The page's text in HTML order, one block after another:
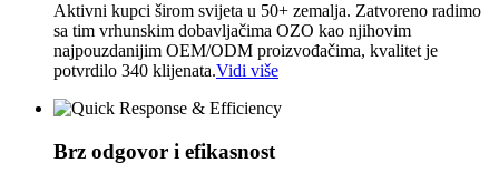
Aktivni kupci širom svijeta u 50+ zemalja. Zatvoreno radimo
sa tim vrhunskim dobavljačima OZO kao njihovim
najpouzdanijim OEM/ODM proizvođačima, kvalitet je
potvrdilo 340 klijenata.Vidi više
Brz odgovor i efikasnost